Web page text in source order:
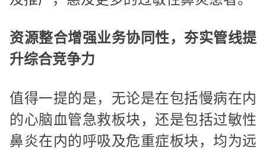
资源整合增强业务协同性，夯实管线提
升综合竞争力
值得一提的是，无论是在包括慢病在内
的心脑血管急救板块，还是包括过敏性
鼻炎在内的呼吸及危重症板块，均为远